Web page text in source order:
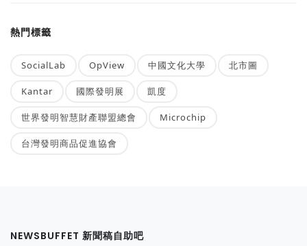
熱門標籤
SocialLab OpView 中國文化大學 北市圖
Kantar 國際發明展 凱度
世界發明智慧財產聯盟總會 Microchip
台灣發明商品促進協會
NEWSBUFFET 新聞稿自助吧